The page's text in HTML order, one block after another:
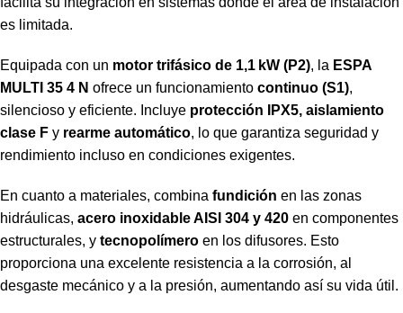
es limitada.
Equipada con un motor trifásico de 1,1 kW (P2), la ESPA
MULTI 35 4 N ofrece un funcionamiento continuo (S1),
silencioso y eficiente. Incluye protección IPX5, aislamiento
clase F y rearme automático, lo que garantiza seguridad y
rendimiento incluso en condiciones exigentes.
En cuanto a materiales, combina fundición en las zonas
hidráulicas, acero inoxidable AISI 304 y 420 en componentes
estructurales, y tecnopolímero en los difusores. Esto
proporciona una excelente resistencia a la corrosión, al
desgaste mecánico y a la presión, aumentando así su vida útil.